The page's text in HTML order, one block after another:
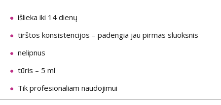
išlieka iki 14 dienų
tirštos konsistencijos – padengia jau pirmas sluoksnis
nelipnus
tūris – 5 ml
Tik profesionaliam naudojimui